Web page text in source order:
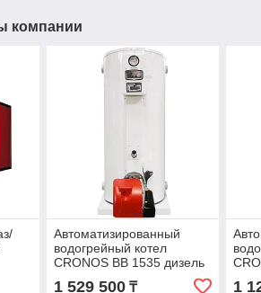
компании
Автоматизированный
водогрейный котел
CRONOS BB 1535 дизель
1 529 500₸ 1